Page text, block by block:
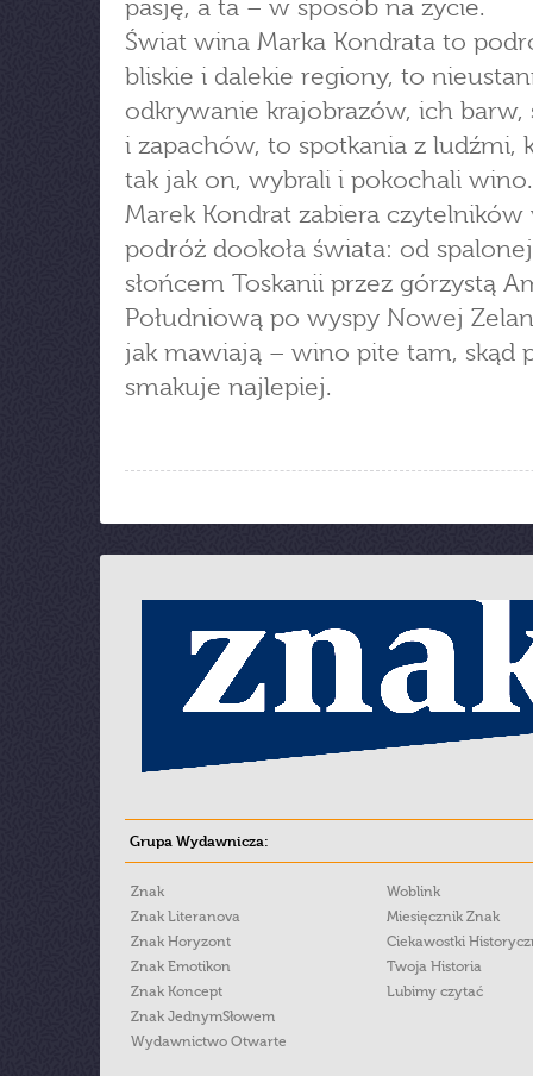
pasję, a ta – w sposób na życie.
Świat wina Marka Kondrata to
bliskie i dalekie regiony, to
odkrywanie krajobrazów, ich barw,
i zapachów, to spotkania z ludźmi,
tak jak on, wybrali i pokochali wino.
Marek Kondrat zabiera czytelników
podróż dookoła świata: od spalonej
słońcem Toskanii przez górzystą
Południową po wyspy Nowej
jak mawiają – wino pite tam, skąd
smakuje najlepiej.
Grupa Wydawnicza:
Znak
Znak Literanova
Znak Horyzont
Znak Emotikon
Znak Koncept
Znak JednymSłowem
Wydawnictwo Otwarte
Woblink
Miesięcznik Znak
Ciekawostki
Twoja Historia
Lubimy czytać